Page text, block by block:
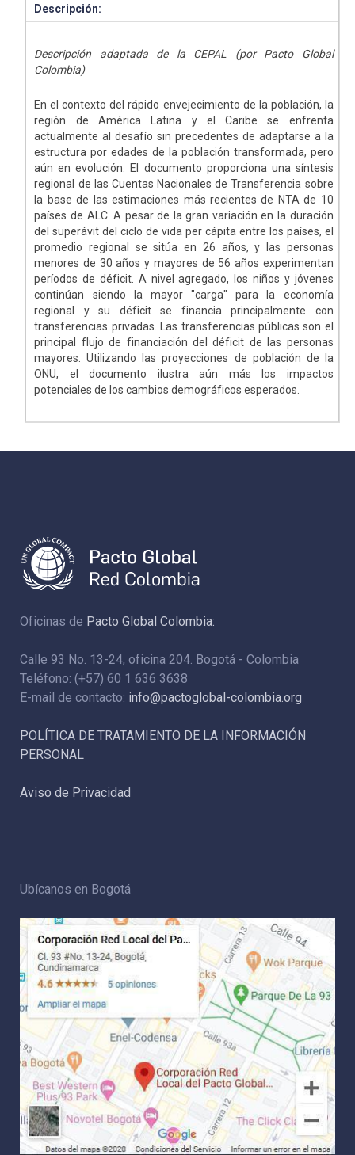
Descripción:
Descripción adaptada de la CEPAL (por Pacto Global
Colombia)
En el contexto del rápido envejecimiento de la población, la
región de América Latina y el Caribe se enfrenta
actualmente al desafío sin precedentes de adaptarse a la
estructura por edades de la población transformada, pero
aún en evolución. El documento proporciona una síntesis
regional de las Cuentas Nacionales de Transferencia sobre
la base de las estimaciones más recientes de NTA de 10
países de ALC. A pesar de la gran variación en la duración
del superávit del ciclo de vida per cápita entre los países, el
promedio regional se sitúa en 26 años, y las personas
menores de 30 años y mayores de 56 años experimentan
períodos de déficit. A nivel agregado, los niños y jóvenes
continúan siendo la mayor "carga" para la economía
regional y su déficit se financia principalmente con
transferencias privadas. Las transferencias públicas son el
principal flujo de financiación del déficit de las personas
mayores. Utilizando las proyecciones de población de la
ONU, el documento ilustra aún más los impactos
potenciales de los cambios demográficos esperados.
Oficinas de Pacto Global Colombia:
Calle 93 No. 13-24, oficina 204. Bogotá - Colombia
Teléfono: (+57) 60 1 636 3638
E-mail de contacto: info@pactoglobal-colombia.org
POLÍTICA DE TRATAMIENTO DE LA INFORMACIÓN
PERSONAL
Aviso de Privacidad
Ubícanos en Bogotá